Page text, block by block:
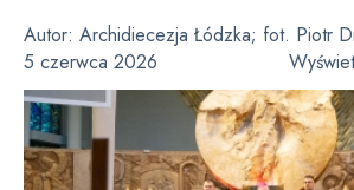
Autor: Archidiecezja Łódzka; fot. Piotr
5 czerwca 2026